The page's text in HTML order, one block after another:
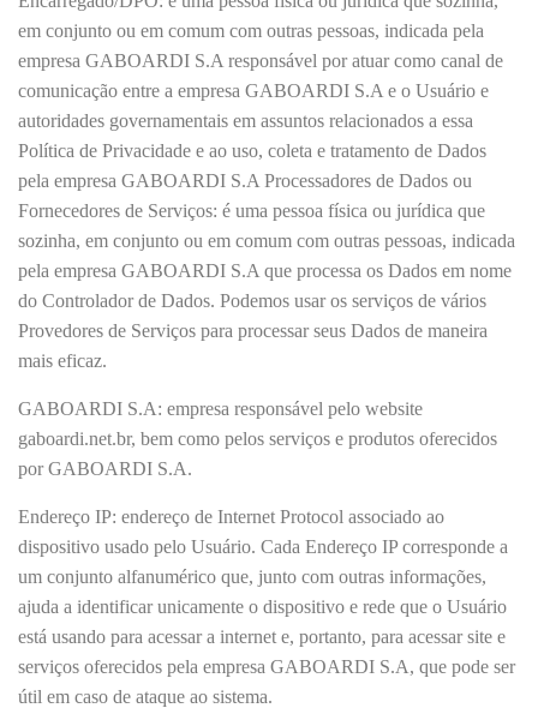
em conjunto ou em comum com outras pessoas, indicada pela
empresa GABOARDI S.A responsável por atuar como canal de
comunicação entre a empresa GABOARDI S.A e o Usuário e
autoridades governamentais em assuntos relacionados a essa
Política de Privacidade e ao uso, coleta e tratamento de Dados
pela empresa GABOARDI S.A Processadores de Dados ou
Fornecedores de Serviços: é uma pessoa física ou jurídica que
sozinha, em conjunto ou em comum com outras pessoas, indicada
pela empresa GABOARDI S.A que processa os Dados em nome
do Controlador de Dados. Podemos usar os serviços de vários
Provedores de Serviços para processar seus Dados de maneira
mais eficaz.
GABOARDI S.A: empresa responsável pelo website
gaboardi.net.br, bem como pelos serviços e produtos oferecidos
por GABOARDI S.A.
Endereço IP: endereço de Internet Protocol associado ao
dispositivo usado pelo Usuário. Cada Endereço IP corresponde a
um conjunto alfanumérico que, junto com outras informações,
ajuda a identificar unicamente o dispositivo e rede que o Usuário
está usando para acessar a internet e, portanto, para acessar site e
serviços oferecidos pela empresa GABOARDI S.A, que pode ser
útil em caso de ataque ao sistema.